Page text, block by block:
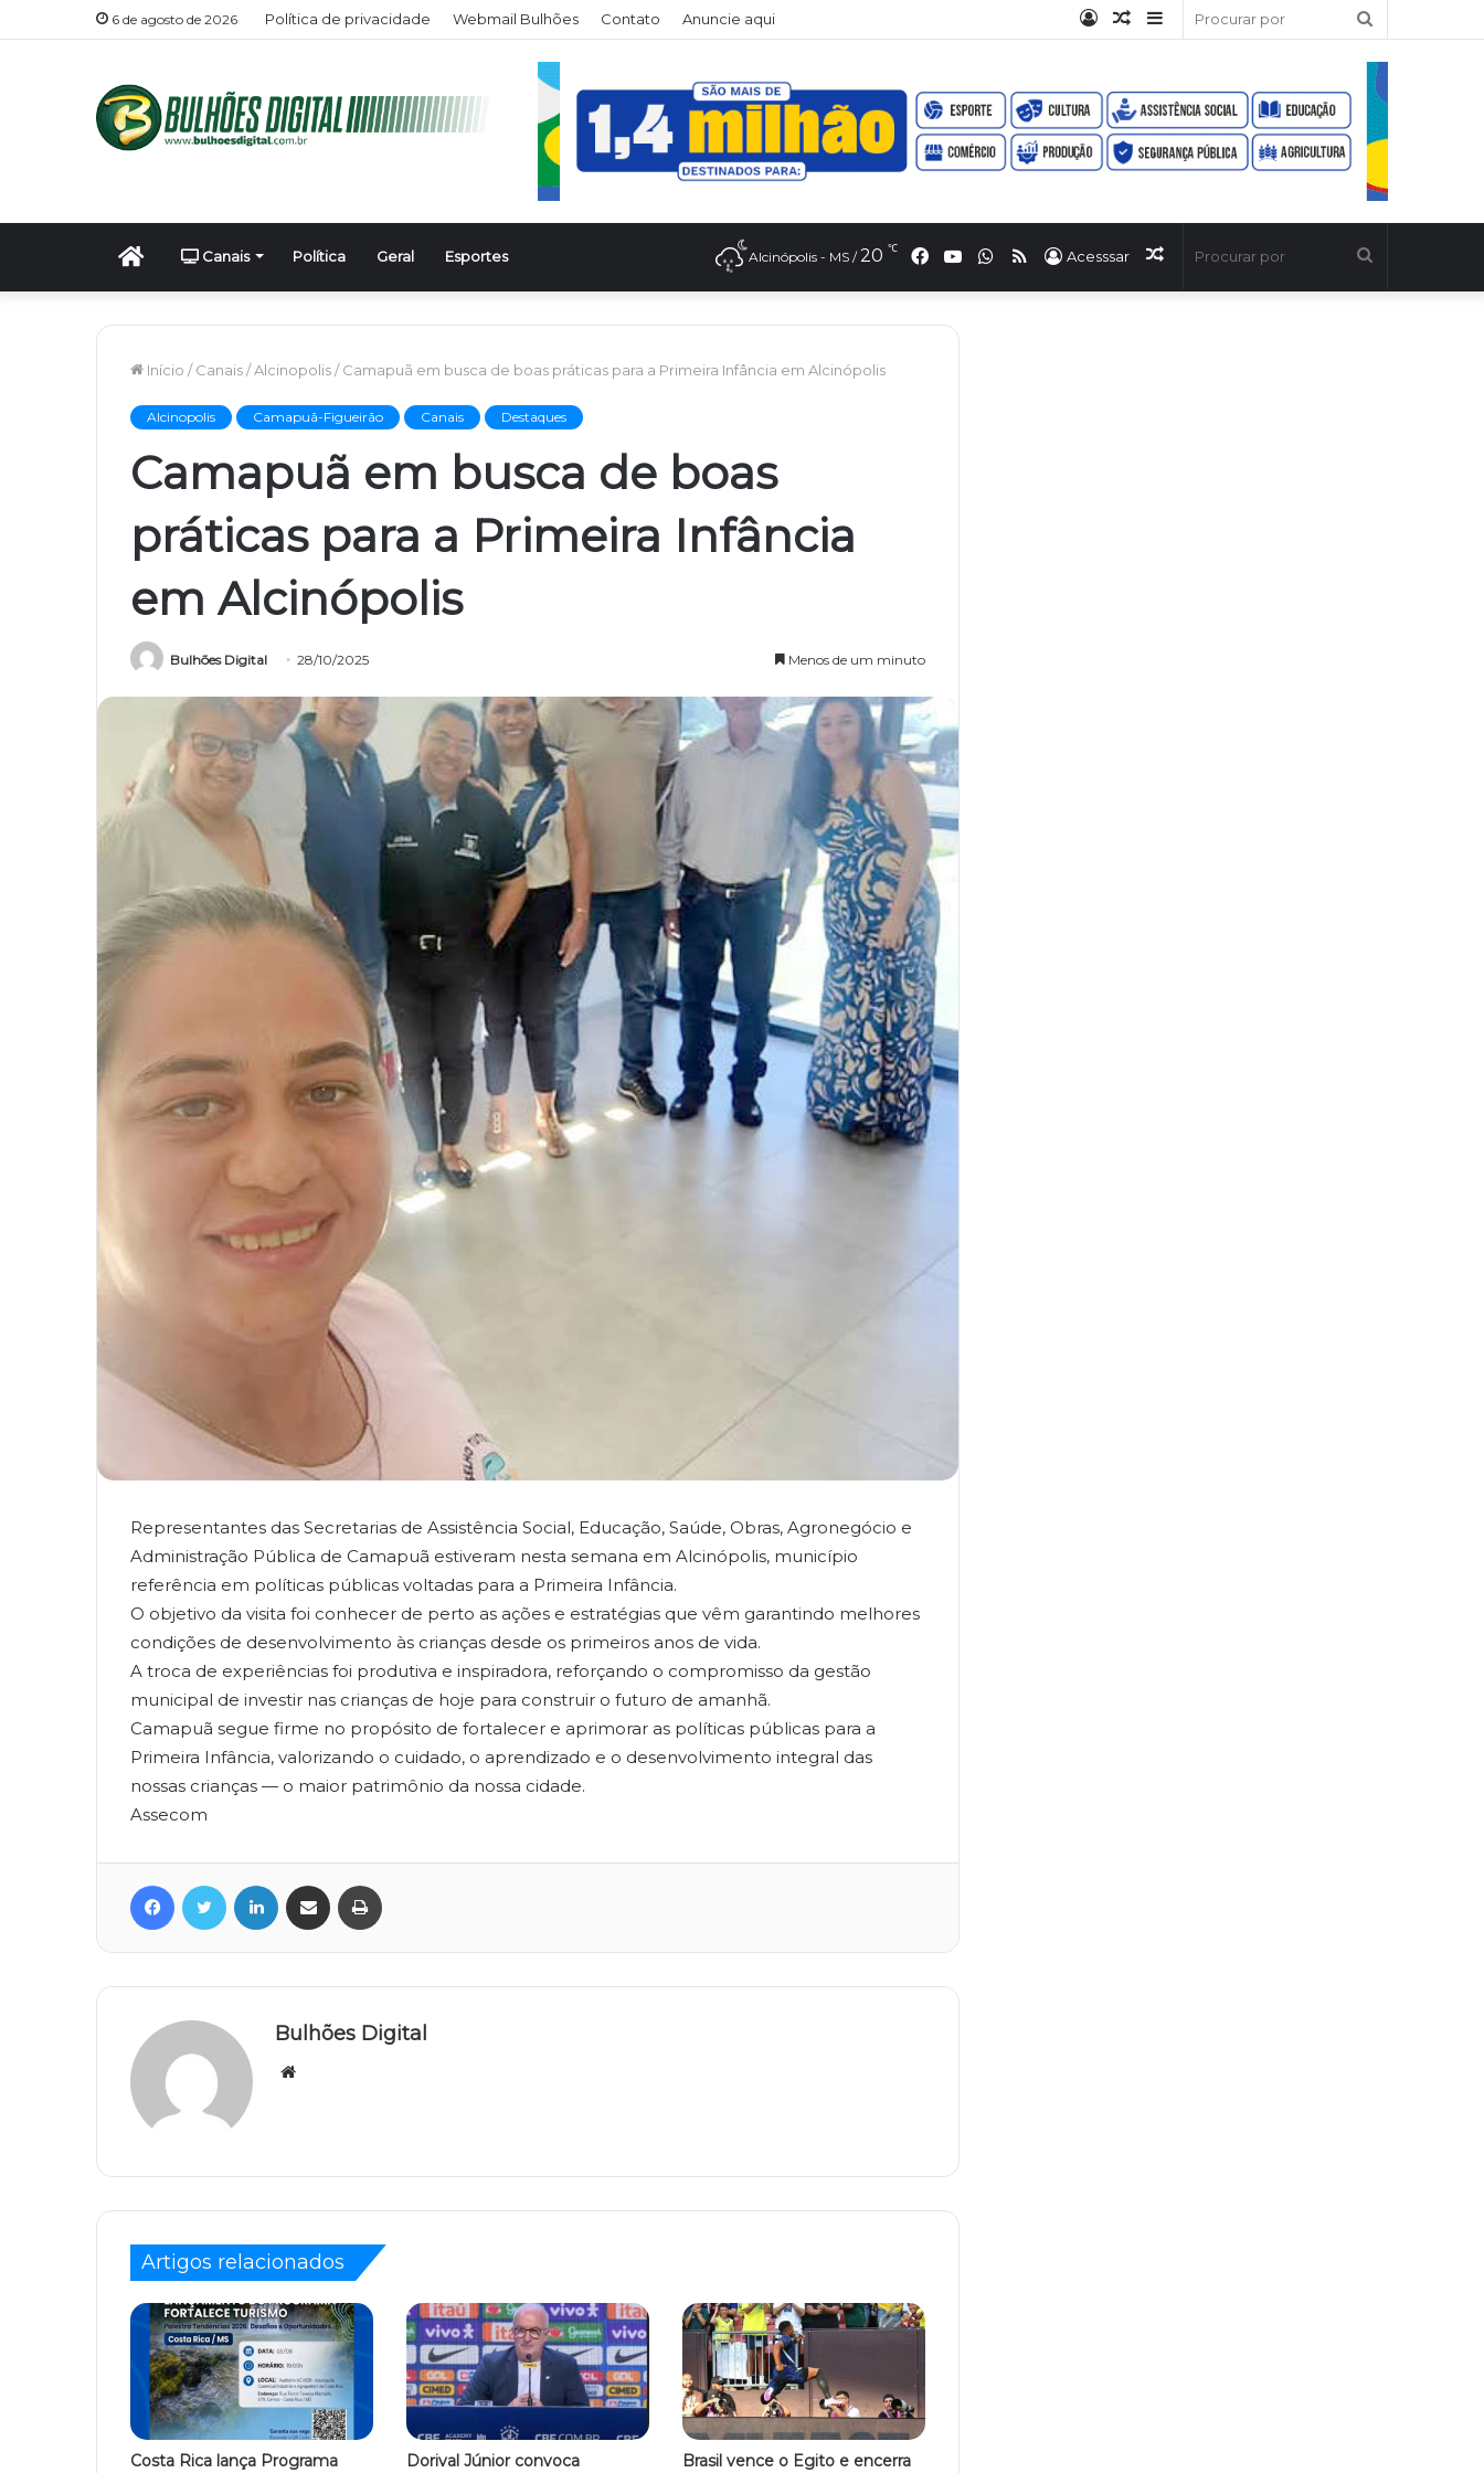
6 de agosto de 2026 Política de privacidade Webmail Bulhões Contato Anuncie aqui
por
Barra
Artigo
Entrar
Início Canais Política Geral Esportes Artigo
Acesssar
RSS
WhatsApp
YouTube
Facebook
Alcinópolis - MS / 20 ℃
Início / Canais/Alcinopolis/ Camapuã em busca de boas práticas para a Primeira Infância em Alcinópolis
Alcinopolis Camapuã-Figueirão Canais Destaques
Camapuã em busca de boas
práticas para a Primeira Infância
em Alcinópolis
Bulhões Digital 28/10/2025 Menos de um minuto
Representantes das Secretarias de Assistência Social, Educação, Saúde, Obras, Agronegócio e
Administração Pública de Camapuã estiveram nesta semana em Alcinópolis, município
referência em políticas públicas voltadas para a Primeira Infância.
O objetivo da visita foi conhecer de perto as ações e estratégias que vêm garantindo melhores
condições de desenvolvimento às crianças desde os primeiros anos de vida.
A troca de experiências foi produtiva e inspiradora, reforçando o compromisso da gestão
municipal de investir nas crianças de hoje para construir o futuro de amanhã.
Camapuã segue firme no propósito de fortalecer e aprimorar as políticas públicas para a
Primeira Infância, valorizando o cuidado, o aprendizado e o desenvolvimento integral das
nossas crianças — o maior patrimônio da nossa cidade.
Assecom
FacebookTwitter Linkedin Compartilhar via e-mail
Bulhões Digital
Website
Artigos relacionados
Costa Rica lança Programa
Dorival Júnior convoca
Brasil vence o Egito e encerra